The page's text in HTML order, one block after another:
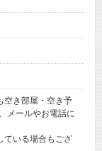
空き部屋・空き予
メールやお電話に
ている場合もござ